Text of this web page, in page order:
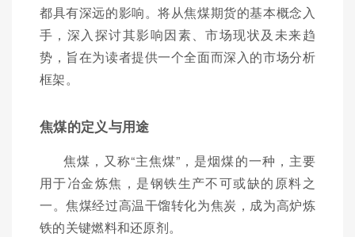
都具有深远的影响。将从焦煤期货的基本概念入
手，深入探讨其影响因素、市场现状及未来趋
势，旨在为读者提供一个全面而深入的市场分析
框架。
焦煤的定义与用途
焦煤，又称“主焦煤”，是烟煤的一种，主要
用于冶金炼焦，是钢铁生产不可或缺的原料之
一。焦煤经过高温干馏转化为焦炭，成为高炉炼
铁的关键燃料和还原剂。